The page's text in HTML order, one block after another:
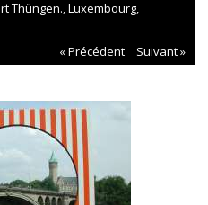
Thüngen., Luxembourg,
« Précédent
Suivant »